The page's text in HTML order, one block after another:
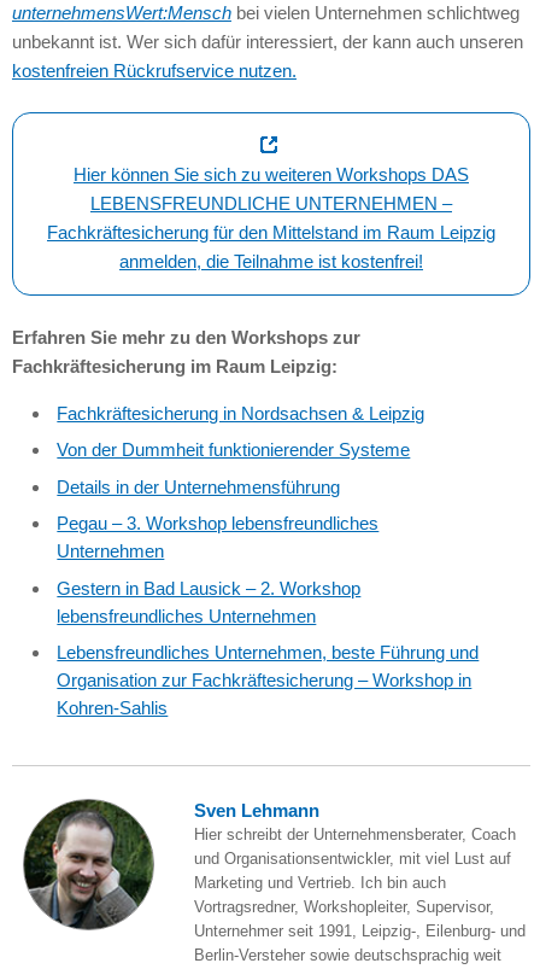
unternehmensWert:Menschbei vielen Unternehmen schlichtweg
unbekannt ist. Wer sich dafür interessiert, der kann auch unseren
kostenfreien Rückrufservice nutzen.
Hier können Sie sich zu weiteren Workshops DAS
LEBENSFREUNDLICHE UNTERNEHMEN –
Fachkräftesicherung für den Mittelstand im Raum Leipzig
anmelden, die Teilnahme ist kostenfrei!
Erfahren Sie mehr zu den Workshops zur
Fachkräftesicherung im Raum Leipzig:
Fachkräftesicherung in Nordsachsen & Leipzig
Von der Dummheit funktionierender Systeme
Details in der Unternehmensführung
Pegau – 3. Workshop lebensfreundliches
Unternehmen
Gestern in Bad Lausick – 2. Workshop
lebensfreundliches Unternehmen
Lebensfreundliches Unternehmen, beste Führung und
Organisation zur Fachkräftesicherung – Workshop in
Kohren-Sahlis
Sven Lehmann
Hier schreibt der Unternehmensberater, Coach
und Organisationsentwickler, mit viel Lust auf
Marketing und Vertrieb. Ich bin auch
Vortragsredner, Workshopleiter, Supervisor,
Unternehmer seit 1991, Leipzig-, Eilenburg- und
Berlin-Versteher sowie deutschsprachig weit